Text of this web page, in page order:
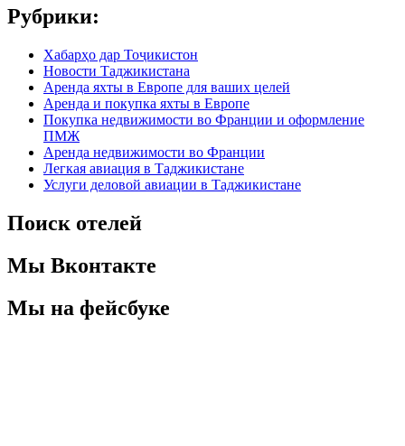
Рубрики:
Хабарҳо дар Тоҷикистон
Новости Таджикистана
Аренда яхты в Европе для ваших целей
Аренда и покупка яхты в Европе
Покупка недвижимости во Франции и оформление
ПМЖ
Аренда недвижимости во Франции
Легкая авиация в Таджикистане
Услуги деловой авиации в Таджикистане
Поиск отелей
Мы Вконтакте
Мы на фейсбуке